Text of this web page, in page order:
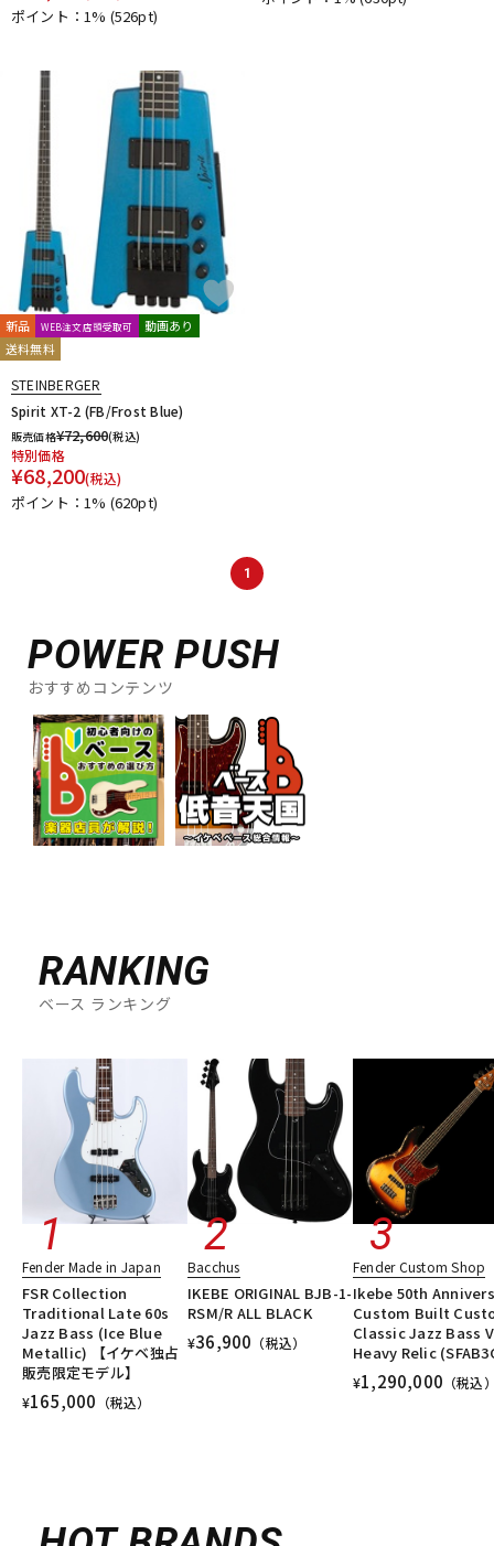
ポイント：1% (526pt)
新品 WEB注文店頭受取可
動画あり
送料無料
STEINBERGER
Spirit XT-2 (FB/Frost Blue)
販売価格¥72,600(税込)
特別価格
¥68,200(税込)
ポイント：1% (620pt)
1
POWER PUSH
おすすめコンテンツ
RANKING
ベース ランキング
Fender Made in Japan
FSR Collection
Traditional Late 60s
Jazz Bass (Ice Blue
Metallic) 【イケベ独占
販売限定モデル】
¥165,000 （税込）
Bacchus
IKEBE ORIGINAL BJB-1-
RSM/R ALL BLACK
¥36,900 （税込）
Fender Custom Shop
Ikebe 50th
Custom Built
Classic Jazz Bass V
Heavy Relic
¥1,290,000 （税込